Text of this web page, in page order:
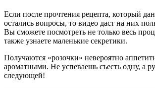
Если после прочтения рецепта, который
остались вопросы, то видео даст на них
Вы сможете посмотреть не только весь
также узнаете маленькие секретики.
Получаются «розочки» невероятно
ароматными. Не успеваешь съесть одну, а
следующей!